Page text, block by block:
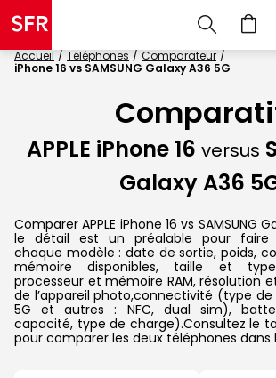
Accueil Téléphones
Comparateur
iPhone 16 vs SAMSUNG Galaxy A36 5G
APPLE iPhone 16 versus
Galaxy A36
Comparer APPLE iPhone 16 vs SAMSUNG
le détail est un préalable pour faire
chaque modèle : date de sortie, poids,
mémoire disponibles, taille et
processeur et mémoire RAM, résolution
de l’appareil photo,connectivité (type de
5G et autres : NFC, dual sim),
capacité, type de charge).Consultez le
pour comparer les deux téléphones dans